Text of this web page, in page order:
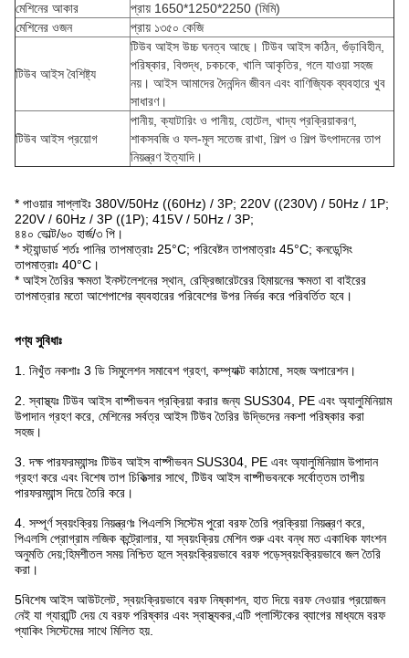
মেশিনের আকার
প্রায় 1650*1250*2250 (মিমি)
মেশিনের ওজন
প্রায় ১৩৫০ কেজি
টিউব আইস বৈশিষ্ট্য
টিউব আইস উচ্চ ঘনত্ব আছে। টিউব আইস কঠিন, গুঁড়াবিহীন,
পরিষ্কার, বিশুদ্ধ, চকচকে, খালি আকৃতির, গলে যাওয়া সহজ
নয়। আইস আমাদের দৈনন্দিন জীবন এবং বাণিজ্যিক ব্যবহারে খুব
সাধারণ।
টিউব আইস প্রয়োগ
পানীয়, ক্যাটারিং ও পানীয়, হোটেল, খাদ্য প্রক্রিয়াকরণ,
শাকসবজি ও ফল-মূল সতেজ রাখা, শিল্প ও শিল্প উৎপাদনের তাপ
নিয়ন্ত্রণ ইত্যাদি।
* পাওয়ার সাপ্লাইঃ 380V/50Hz ((60Hz) / 3P; 220V ((230V) / 50Hz / 1P;
220V / 60Hz / 3P ((1P); 415V / 50Hz / 3P;
৪৪০ ভোল্ট/৬০ হার্জ/৩ পি।
* স্ট্যান্ডার্ড শর্তঃ পানির তাপমাত্রাঃ 25°C; পরিবেষ্টন তাপমাত্রাঃ 45°C; কনডেন্সিং
তাপমাত্রাঃ 40°C।
* আইস তৈরির ক্ষমতা ইনস্টলেশনের স্থান, রেফ্রিজারেটরের হিমায়নের ক্ষমতা বা বাইরের
তাপমাত্রার মতো আশেপাশের ব্যবহারের পরিবেশের উপর নির্ভর করে পরিবর্তিত হবে।
পণ্য সুবিধাঃ
1. নিখুঁত নকশাঃ 3 ডি সিমুলেশন সমাবেশ গ্রহণ, কম্প্যাক্ট কাঠামো, সহজ অপারেশন।
2. স্বাস্থ্যঃ টিউব আইস বাষ্পীভবন প্রক্রিয়া করার জন্য SUS304, PE এবং অ্যালুমিনিয়াম
উপাদান গ্রহণ করে, মেশিনের সর্বত্র আইস টিউব তৈরির উদ্ভিদের নকশা পরিষ্কার করা
সহজ।
3. দক্ষ পারফরম্যান্সঃ টিউব আইস বাষ্পীভবন SUS304, PE এবং অ্যালুমিনিয়াম উপাদান
গ্রহণ করে এবং বিশেষ তাপ চিকিত্সার সাথে, টিউব আইস বাষ্পীভবনকে সর্বোত্তম তাপীয়
পারফরম্যান্স দিয়ে তৈরি করে।
4. সম্পূর্ণ স্বয়ংক্রিয় নিয়ন্ত্রণঃ পিএলসি সিস্টেম পুরো বরফ তৈরি প্রক্রিয়া নিয়ন্ত্রণ করে,
পিএলসি প্রোগ্রাম লজিক কন্ট্রোলার, যা স্বয়ংক্রিয় মেশিন শুরু এবং বন্ধ মত একাধিক ফাংশন
অনুমতি দেয়;হিমশীতল সময় নিশ্চিত হলে স্বয়ংক্রিয়ভাবে বরফ পড়েস্বয়ংক্রিয়ভাবে জল তৈরি
করা।
5বিশেষ আইস আউটলেট, স্বয়ংক্রিয়ভাবে বরফ নিষ্কাশন, হাত দিয়ে বরফ নেওয়ার প্রয়োজন
নেই যা গ্যারান্টি দেয় যে বরফ পরিষ্কার এবং স্বাস্থ্যকর,এটি প্লাস্টিকের ব্যাগের মাধ্যমে বরফ
প্যাকিং সিস্টেমের সাথে মিলিত হয়.